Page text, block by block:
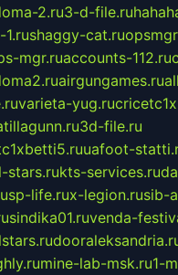
2.ru3-d-file.ru
shaggy-cat.ru
mgr.ruaccounts-112.ru
airgungames.ru
varieta-yug.ru
3d-file.ru
uafoot-
stars.rukts-services.ru
sp-life.rux-legion.rusib-
sindika01.ruvenda-
mine-lab-msk.ru1-